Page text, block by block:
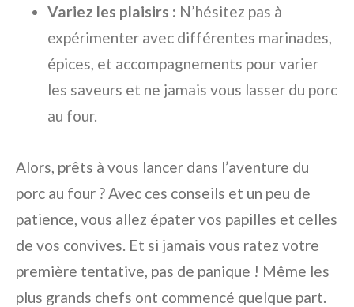
Variez les plaisirs : N’hésitez pas à
expérimenter avec différentes marinades,
épices, et accompagnements pour varier
les saveurs et ne jamais vous lasser du porc
au four.
Alors, prêts à vous lancer dans l’aventure du
porc au four ? Avec ces conseils et un peu de
patience, vous allez épater vos papilles et celles
de vos convives. Et si jamais vous ratez votre
première tentative, pas de panique ! Même les
plus grands chefs ont commencé quelque part.